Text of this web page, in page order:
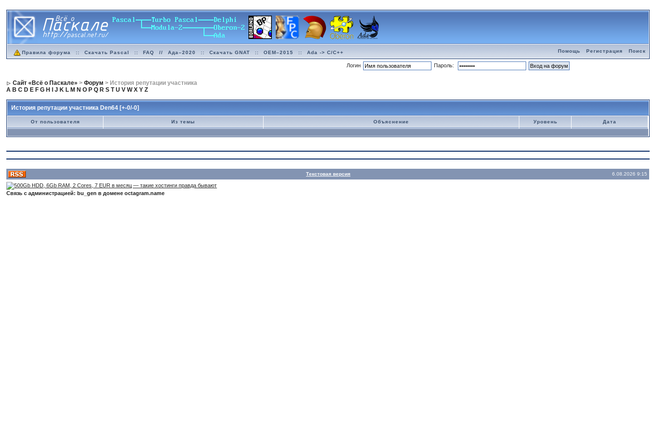
Правила форума :: Скачать Pascal :: FAQ // Ада–2020 :: Скачать GNAT :: OEM–2015 :: Ada -> C/C++ Помощь Регистрация Поиск
Логин Пароль:
Сайт «Всё о Паскале» >Форум > История репутации участника
A B C D E F G H J K L M N O P Q R S T U V W X Y Z
История репутации участника Den64 [+-0/-0]
От пользователя Из темы Объяснение Уровень Дата
Текстовая версия 6.08.2026 9:15
Связь с администрацией: bu_gen в домене octagram.name